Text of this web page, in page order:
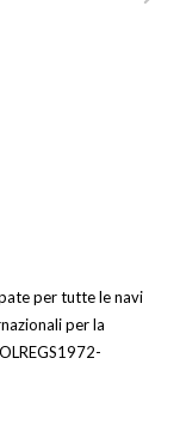
per tutte le navi
per la